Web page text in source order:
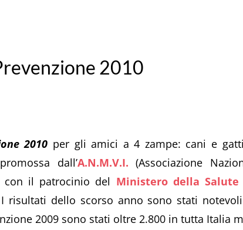
2010
2010 per gli amici a 4 zampe: cani e
dall’A.N.M.V.I. (Associazione
con il patrocinio del Ministero della Salute
risultati dello scorso anno sono stati
2009 sono stati oltre 2.800 in tutta Italia